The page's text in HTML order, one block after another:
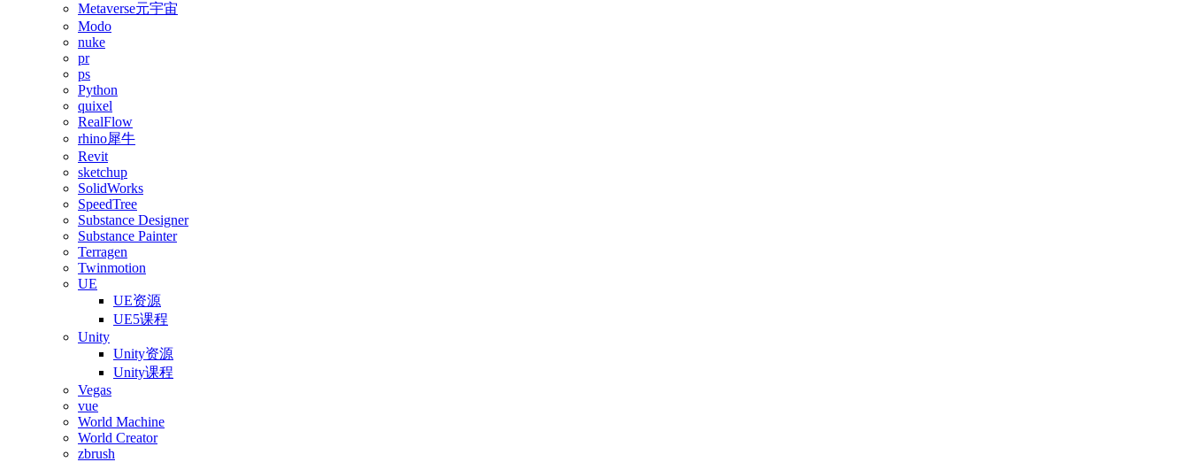
Metaverse元宇宙
Modo
nuke
pr
ps
Python
quixel
RealFlow
rhino犀牛
Revit
sketchup
SolidWorks
SpeedTree
Substance Designer
Substance Painter
Terragen
Twinmotion
UE
UE资源
UE5课程
Unity
Unity资源
Unity课程
Vegas
vue
World Machine
World Creator
zbrush